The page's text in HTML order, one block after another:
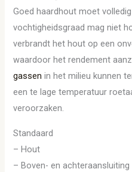
Goed haardhout moet
vochtigheidsgraad mag niet
verbrandt het hout op een
waardoor het rendement
gassen in het milieu kunnen
een te lage temperatuur
veroorzaken.
Standaard
– Hout
– Boven- en achteraansluiting